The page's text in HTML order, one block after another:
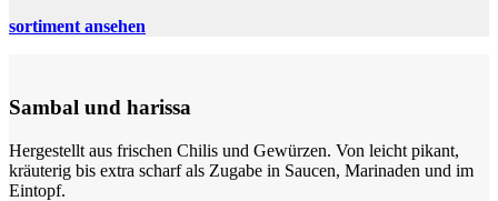
sortiment ansehen
Sambal und harissa
Hergestellt aus frischen Chilis und Gewürzen. Von leicht pikant,
kräuterig bis extra scharf als Zugabe in Saucen, Marinaden und im
Eintopf.